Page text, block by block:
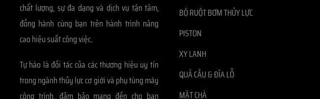
chất lượng, sự đa dạng và dịch vụ tận tâm,
đồng hành cùng bạn trên hành trình nâng
cao hiệu suất công việc.
Tự hào là đối tác của các thương hiệu uy tín
trong ngành thủy lực cơ giới và phụ tùng máy
công trình, đảm bảo mang đến cho bạn
BỘ RUỘT BƠM THỦY LỰC
PISTON
XY LANH
QUẢ CẦU & ĐĨA LỖ
MẶT CHÀ